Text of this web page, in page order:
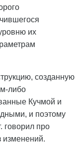
их
созданную
либо
Кучмой и
и поэтому
говорил про
изменений.